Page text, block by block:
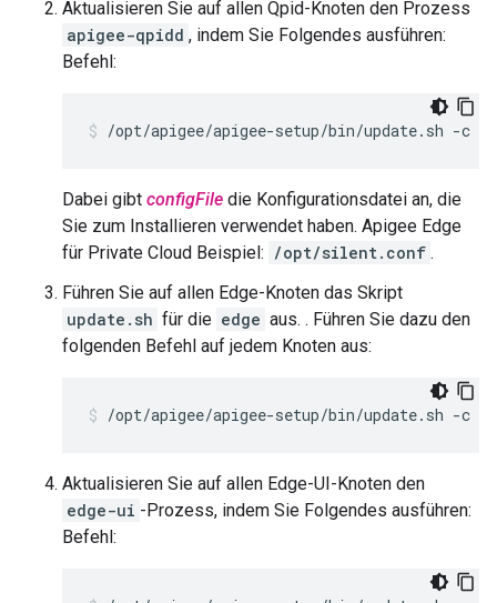
Aktualisieren Sie auf allen Qpid-Knoten den Prozess
apigee-qpidd , indem Sie Folgendes ausführen:
Befehl:
/opt/apigee/apigee-setup/bin/update.sh -c
Dabei gibt configFile die Konfigurationsdatei an, die
Sie zum Installieren verwendet haben. Apigee Edge
für Private Cloud Beispiel: /opt/silent.conf .
Führen Sie auf allen Edge-Knoten das Skript
update.sh für die edge aus. . Führen Sie dazu den
folgenden Befehl auf jedem Knoten aus:
/opt/apigee/apigee-setup/bin/update.sh -c
Aktualisieren Sie auf allen Edge-UI-Knoten den
edge-ui -Prozess, indem Sie Folgendes ausführen:
Befehl: